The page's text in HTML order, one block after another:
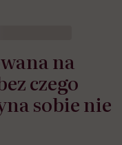
na
czego
sobie nie